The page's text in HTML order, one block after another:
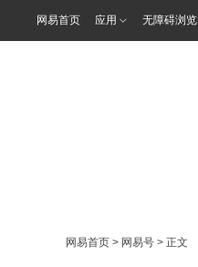
网易首页 应用 无障碍浏览
网易首页 > 网易号 > 正文